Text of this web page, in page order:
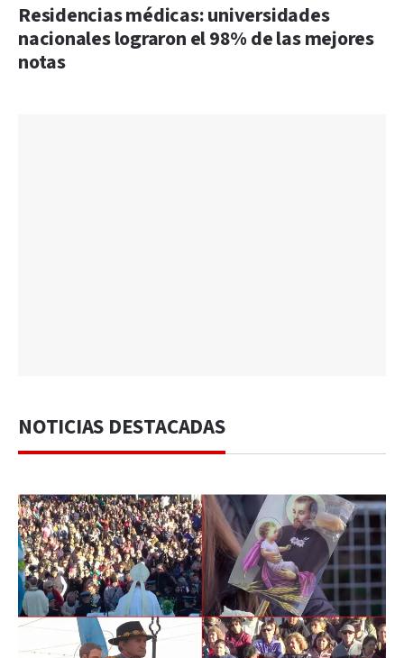
Residencias médicas: universidades
nacionales lograron el 98% de las mejores
notas
NOTICIAS DESTACADAS